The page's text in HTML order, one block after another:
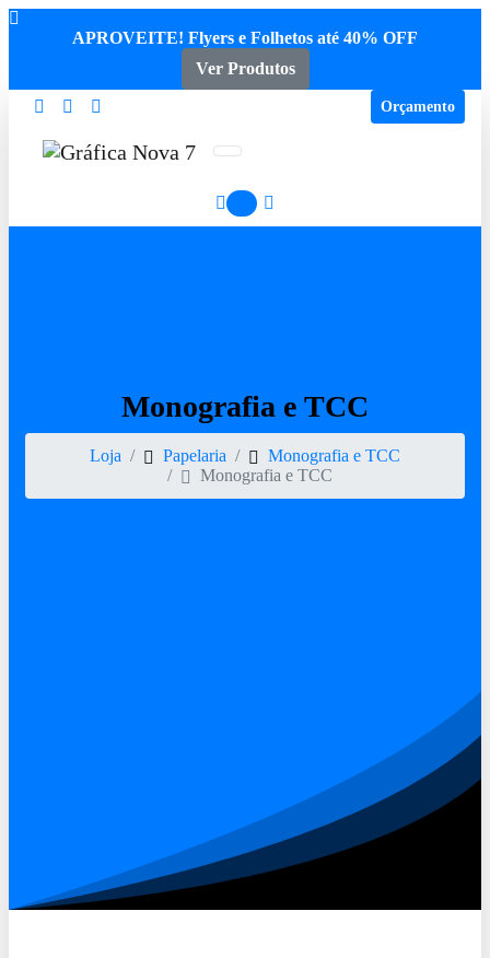
APROVEITE! Flyers e Folhetos até 40% OFF
Ver Produtos
Orçamento
Monografia e TCC
Loja Papelaria
Monografia e TCC
Monografia e TCC